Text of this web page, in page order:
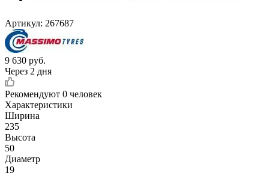
Артикул: 267687
9 630 руб.
Через 2 дня
Рекомендуют 0 человек
Характеристики
Ширина
235
Высота
50
Диаметр
19